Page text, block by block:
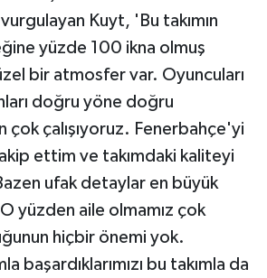
Kuyt, 'Bu takımın
yüzde 100 ikna olmuş
bir atmosfer var. Oyuncuları
doğru yöne doğru
çok çalışıyoruz. Fenerbahçe'yi
ettim ve takımdaki kaliteyi
ufak detaylar en büyük
yüzden aile olmamız çok
hiçbir önemi yok.
başardıklarımızı bu takımla da